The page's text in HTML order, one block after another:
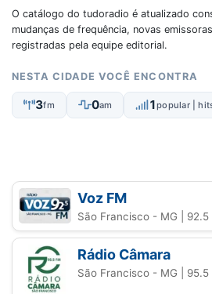
O catálogo do tudoradio é atualizado
mudanças de frequência, novas
registradas pela equipe editorial.
NESTA CIDADE VOCÊ ENCONTRA
3fm 0am 1popular |
Voz FM
São Francisco - MG |
Rádio Câmara
São Francisco - MG |